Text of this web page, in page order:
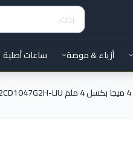
أزياء & موضة ساعات أصلية